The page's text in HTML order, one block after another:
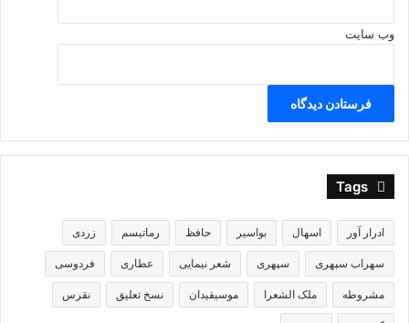
وب‌ سایت
Tags
ادرار آور اسهال بواسیر حافظ رماتیسم زردی
سهراب سپهری سپهری شعر نیمایی عطاری فردوسی
مشروطه ملک الشعرا موسیقیدان نسخ تعلیق نقرس